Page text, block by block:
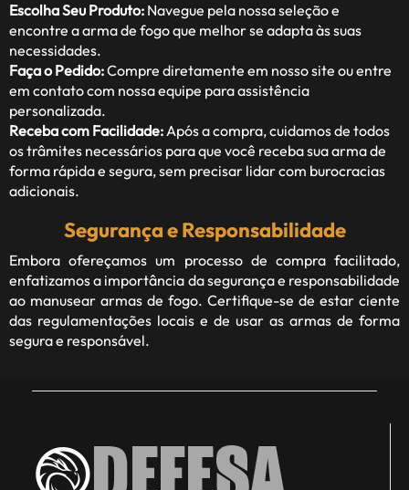
Escolha Seu Produto: Navegue pela nossa seleção e
encontre a arma de fogo que melhor se adapta às suas
necessidades.
Faça o Pedido:Compre diretamente em nosso site ou entre
em contato com nossa equipe para assistência
personalizada.
Receba com Facilidade:Após a compra, cuidamos de todos
os trâmites necessários para que você receba sua arma de
forma rápida e segura, sem precisar lidar com burocracias
adicionais.
Segurança e Responsabilidade
Embora ofereçamos um processo de compra facilitado,
enfatizamos a importância da segurança e responsabilidade
ao manusear armas de fogo. Certifique-se de estar ciente
das regulamentações locais e de usar as armas de forma
segura e responsável.